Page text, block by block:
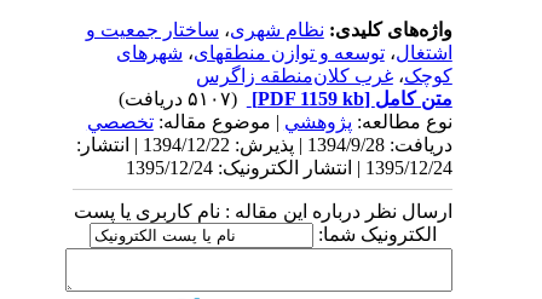
واژه‌های کلیدی:نظام شهری،ساختار جمعیت و
اشتغال،توسعه و توازن منطقه‎ای ،شهرهای
کوچک،غرب کلان‌منطقه زاگرس
متن کامل[PDF 1159 kb]
نوع مطالعه:پژوهشي| موضوع مقاله:تخصصي
دریافت: 1394/9/28 | پذیرش: 1394/12/22 | انتشار:
1395/12/24 | انتشار الکترونیک: 1395/12/24
ارسال نظر درباره این مقاله : نام کاربری یا پست
الکترونیک شما: